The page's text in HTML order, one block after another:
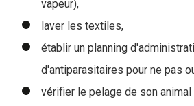
vapeur),
laver les textiles,
établir un planning
d'antiparasitaires pour ne pas
vérifier le pelage de son